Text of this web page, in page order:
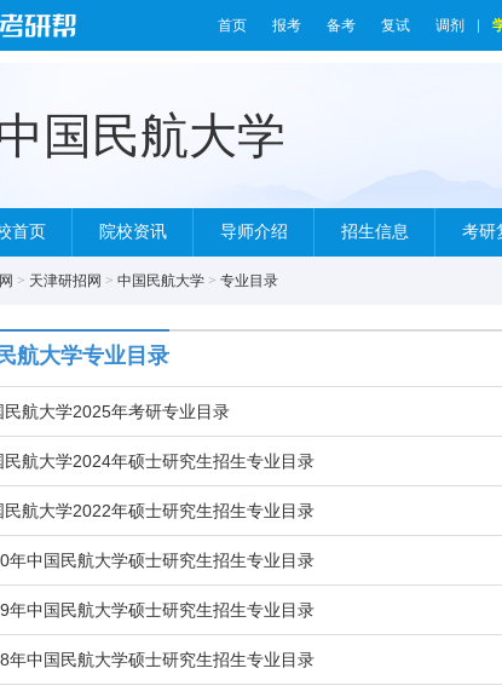
首页 报考 备考 复试 调剂
首页 院校资讯 导师介绍 招生信息 考研
> 天津研招网 > 中国民航大学 > 专业目录
航大学专业目录
民航大学2025年考研专业目录
民航大学2024年硕士研究生招生专业目录
民航大学2022年硕士研究生招生专业目录
年中国民航大学硕士研究生招生专业目录
年中国民航大学硕士研究生招生专业目录
年中国民航大学硕士研究生招生专业目录